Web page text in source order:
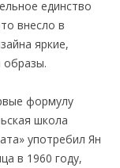
единство
внесло в
яркие,
образы.
формулу
школа
употребил Ян
а в 1960 году,